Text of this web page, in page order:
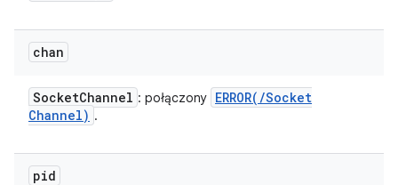
chan
SocketChannel : połączony ERROR( /Socket
Channel) .
pid